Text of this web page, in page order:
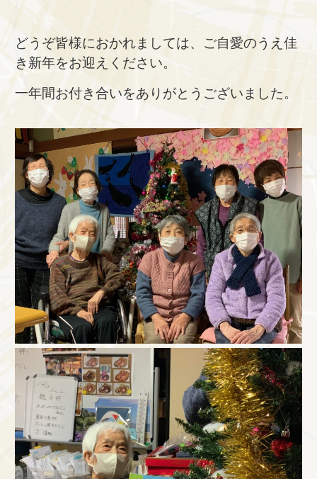
どうぞ皆様におかれましては、ご自愛のうえ佳
き新年をお迎えください。
一年間お付き合いをありがとうございました。